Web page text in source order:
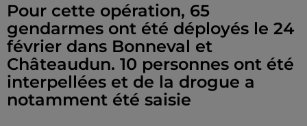
Pour cette opération, 65
gendarmes ont été déployés le 24
février dans Bonneval et
Châteaudun. 10 personnes ont été
interpellées et de la drogue a
notamment été saisie